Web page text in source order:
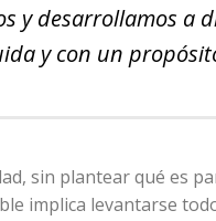
y desarrollamos a
y con un
sin plantear qué es
implica levantarse